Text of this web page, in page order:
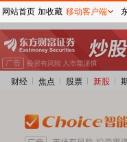
财经 焦点 股票 新股
网站首页 加收藏 移动客户端